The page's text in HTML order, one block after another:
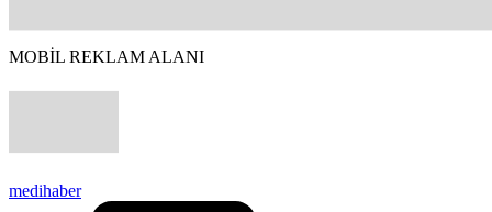
MOBİL REKLAM ALANI
medihaber